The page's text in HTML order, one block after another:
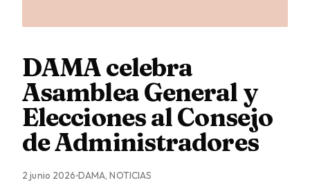
DAMA celebra
Asamblea General y
Elecciones al Consejo
de Administradores
2 junio 2026 DAMA, NOTICIAS